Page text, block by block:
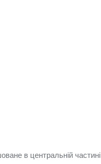
в центральній частині